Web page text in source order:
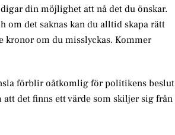
din möjlighet att nå det du önskar.
om det saknas kan du alltid skapa rätt
kronor om du misslyckas. Kommer
förblir oåtkomlig för politikens beslut
det finns ett värde som skiljer sig från